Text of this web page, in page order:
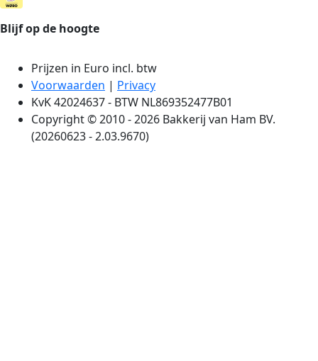
Blijf op de hoogte
Prijzen in Euro incl. btw
Voorwaarden | Privacy
KvK 42024637 - BTW NL869352477B01
Copyright © 2010 - 2026 Bakkerij van Ham BV.
(20260623 - 2.03.9670)